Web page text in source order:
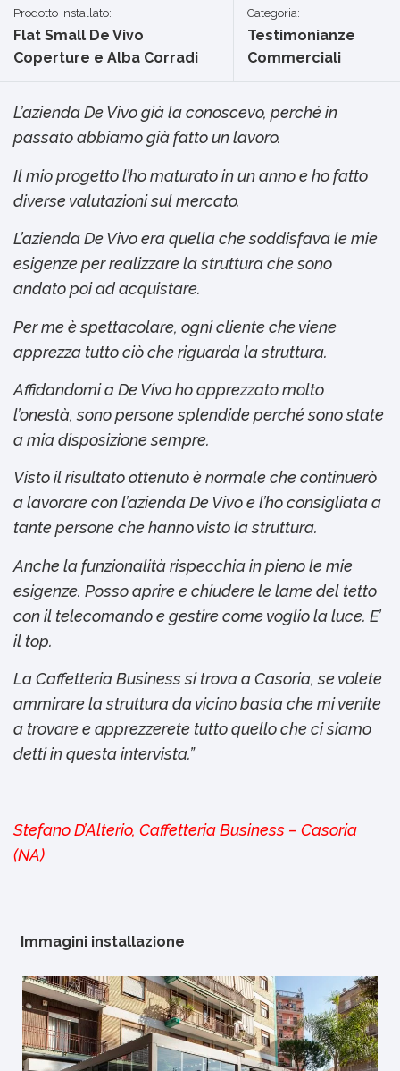
Prodotto installato:
Flat Small De Vivo
Coperture e Alba Corradi
Categoria:
Testimonianze
Commerciali
L’azienda De Vivo già la conoscevo, perché in
passato abbiamo già fatto un lavoro.
Il mio progetto l’ho maturato in un anno e ho fatto
diverse valutazioni sul mercato.
L’azienda De Vivo era quella che soddisfava le mie
esigenze per realizzare la struttura che sono
andato poi ad acquistare.
Per me è spettacolare, ogni cliente che viene
apprezza tutto ciò che riguarda la struttura.
Affidandomi a De Vivo ho apprezzato molto
l’onestà, sono persone splendide perché sono state
a mia disposizione sempre.
Visto il risultato ottenuto è normale che continuerò
a lavorare con l’azienda De Vivo e l’ho consigliata a
tante persone che hanno visto la struttura.
Anche la funzionalità rispecchia in pieno le mie
esigenze. Posso aprire e chiudere le lame del tetto
con il telecomando e gestire come voglio la luce. E’
il top.
La Caffetteria Business si trova a Casoria, se volete
ammirare la struttura da vicino basta che mi venite
a trovare e apprezzerete tutto quello che ci siamo
detti in questa intervista.”
Stefano D’Alterio, Caffetteria Business – Casoria
(NA)
Immagini installazione